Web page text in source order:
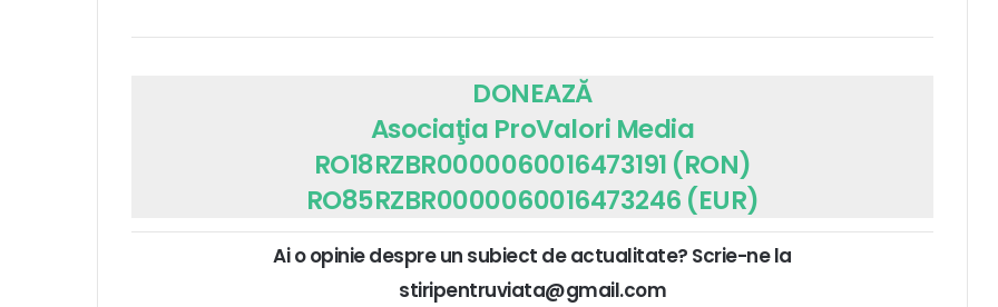
DONEAZĂ
Asociaţia ProValori Media
RO18RZBR0000060016473191 (RON)
RO85RZBR0000060016473246 (EUR)
Ai o opinie despre un subiect de actualitate? Scrie-ne la
stiripentruviata@gmail.com